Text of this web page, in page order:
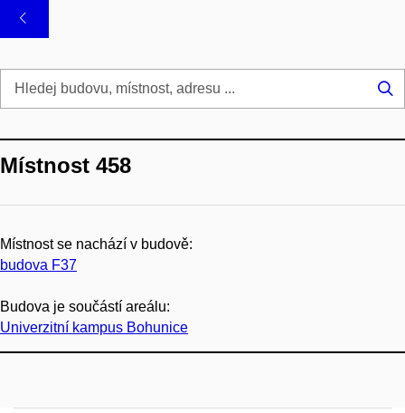
Místnost 458
Místnost se nachází v budově:
budova F37
Budova je součástí areálu:
Univerzitní kampus Bohunice